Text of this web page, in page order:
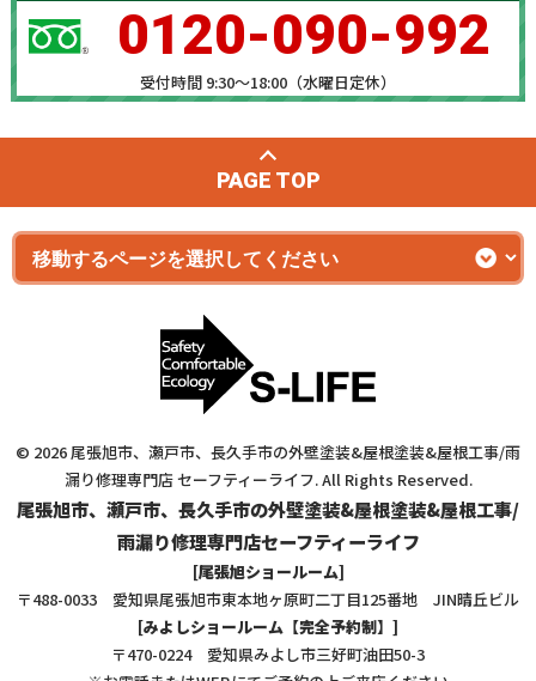
0120-090-992
受付時間 9:30～18:00（水曜日定休）
PAGE TOP
© 2026 尾張旭市、瀬戸市、長久手市の外壁塗装&屋根塗装&屋根工事/雨
漏り修理専門店 セーフティーライフ. All Rights Reserved.
尾張旭市、瀬戸市、長久手市の外壁塗装&屋根塗装&屋根工事/
雨漏り修理専門店セーフティーライフ
[尾張旭ショールーム]
〒488-0033 愛知県尾張旭市東本地ヶ原町二丁目125番地 JIN晴丘ビル
[みよしショールーム【完全予約制】]
〒470-0224 愛知県みよし市三好町油田50-3